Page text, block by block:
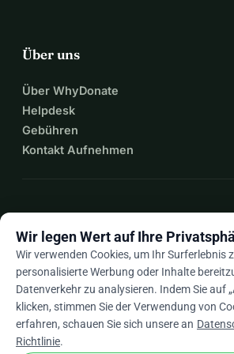
Über uns
Über WhyDonate
Helpdesk
Gebühren
Kontakt Aufnehmen
Dearrow_drop_down
★★★★★4,9 / 5 basierend auf 500+
Wir legen Wert auf Ihre
Wir verwenden Cookies, um Ihr Surferlebnis
personalisierte Werbung oder Inhalte
Datenverkehr zu analysieren. Indem Sie auf
klicken, stimmen Sie der Verwendung von
erfahren, schauen Sie sich unsere an
Richtlinie.